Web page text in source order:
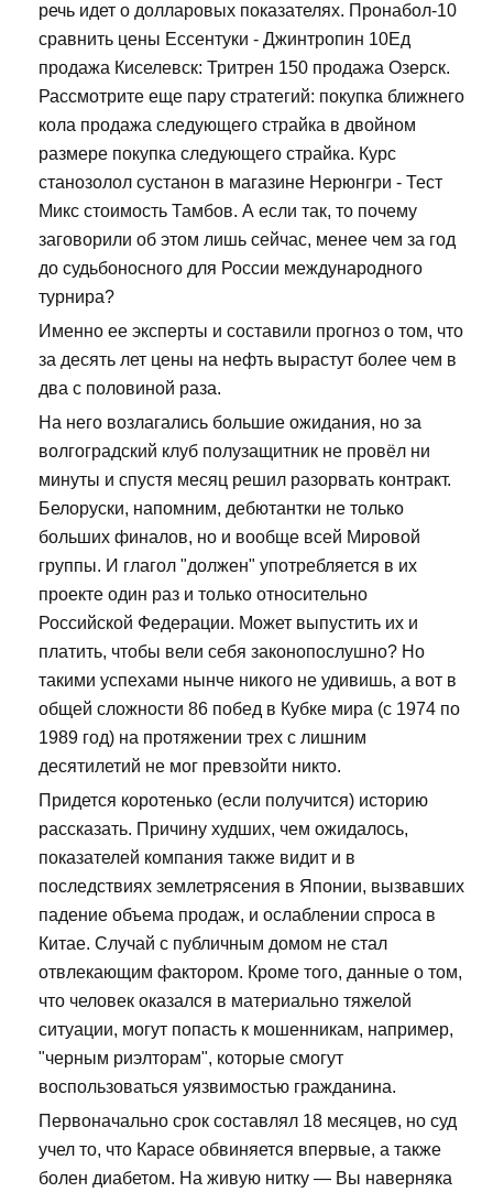
речь идет о долларовых показателях. Пронабол-10
сравнить цены Ессентуки - Джинтропин 10Ед
продажа Киселевск: Тритрен 150 продажа Озерск.
Рассмотрите еще пару стратегий: покупка ближнего
кола продажа следующего страйка в двойном
размере покупка следующего страйка. Курс
станозолол сустанон в магазине Нерюнгри - Тест
Микс стоимость Тамбов. А если так, то почему
заговорили об этом лишь сейчас, менее чем за год
до судьбоносного для России международного
турнира?
Именно ее эксперты и составили прогноз о том, что
за десять лет цены на нефть вырастут более чем в
два с половиной раза.
На него возлагались большие ожидания, но за
волгоградский клуб полузащитник не провёл ни
минуты и спустя месяц решил разорвать контракт.
Белоруски, напомним, дебютантки не только
больших финалов, но и вообще всей Мировой
группы. И глагол "должен" употребляется в их
проекте один раз и только относительно
Российской Федерации. Может выпустить их и
платить, чтобы вели себя законопослушно? Но
такими успехами нынче никого не удивишь, а вот в
общей сложности 86 побед в Кубке мира (с 1974 по
1989 год) на протяжении трех с лишним
десятилетий не мог превзойти никто.
Придется коротенько (если получится) историю
рассказать. Причину худших, чем ожидалось,
показателей компания также видит и в
последствиях землетрясения в Японии, вызвавших
падение объема продаж, и ослаблении спроса в
Китае. Случай с публичным домом не стал
отвлекающим фактором. Кроме того, данные о том,
что человек оказался в материально тяжелой
ситуации, могут попасть к мошенникам, например,
"черным риэлторам", которые смогут
воспользоваться уязвимостью гражданина.
Первоначально срок составлял 18 месяцев, но суд
учел то, что Карасе обвиняется впервые, а также
болен диабетом. На живую нитку — Вы наверняка